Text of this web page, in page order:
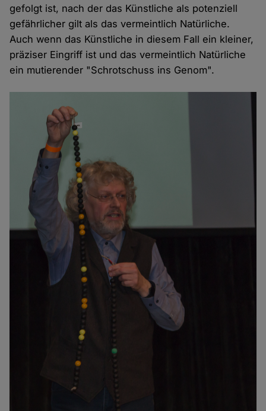
gefolgt ist, nach der das Künstliche als potenziell
gefährlicher gilt als das vermeintlich Natürliche.
Auch wenn das Künstliche in diesem Fall ein kleiner,
präziser Eingriff ist und das vermeintlich Natürliche
ein mutierender "Schrotschuss ins Genom".